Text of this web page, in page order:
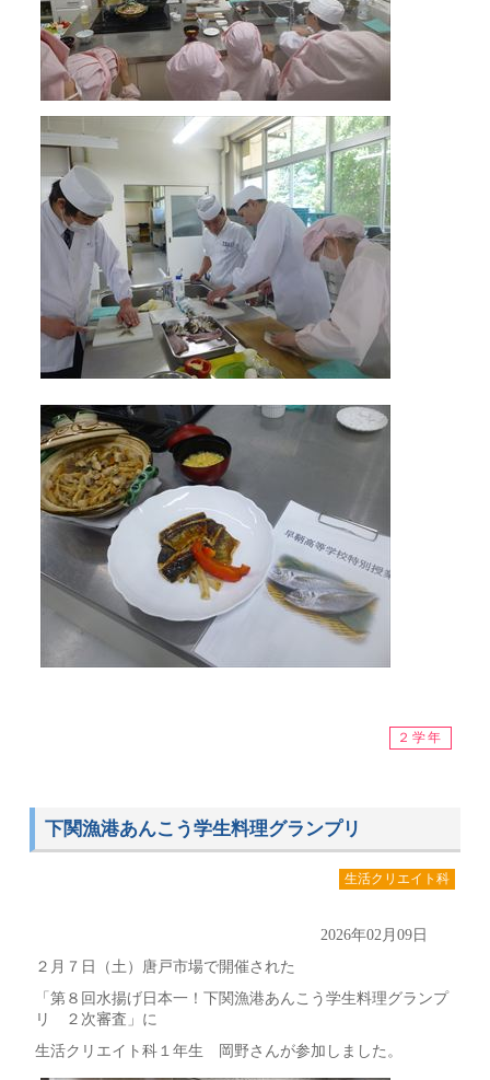
２学年
下関漁港あんこう学生料理グランプリ
生活クリエイト科
2026年02月09日
２月７日（土）唐戸市場で開催された
「第８回水揚げ日本一！下関漁港あんこう学生料理グランプ
リ ２次審査」に
生活クリエイト科１年生 岡野さんが参加しました。